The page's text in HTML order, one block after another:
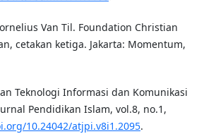
Van Til. Foundation Christian
cetakan ketiga. Jakarta: Momentum,
Teknologi Informasi dan Komunikasi
Pendidikan Islam, vol.8, no.1,
10.24042/atjpi.v8i1.2095.